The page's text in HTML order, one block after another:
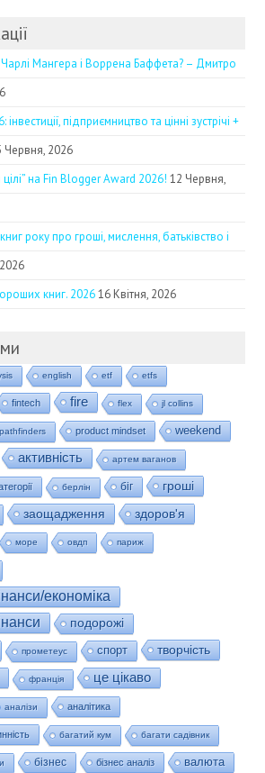
Мангера і Воррена Баффета? – Дмитро
підприємництво та цінні зустрічі +
Червня, 2026
на Fin Blogger Award 2026! 12 Червня,
року про гроші, мислення, батьківство і
книг. 2026 16 Квітня, 2026
english etf etfs
fintech fire flex jl collins
pathfinders product mindset weekend
активність артем ваганов
берлін біг гроші
заощадження здоров'я
море овдп париж
економіка
подорожі
прометеус спорт
творчість
франція це цікаво
аналізи аналітика
багатий кум багати садівник
бізнес бізнес аналіз валюта